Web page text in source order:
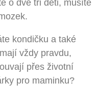
o dvě tři děti, musíte
kondičku a také
vždy pravdu,
přes životní
pro maminku?